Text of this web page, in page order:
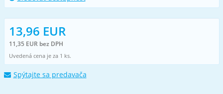
13,96 EUR
11,35 EUR bez DPH
Uvedená cena je za 1 ks.
Spýtajte sa predavača